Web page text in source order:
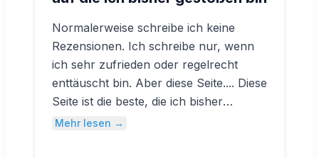
Normalerweise schreibe ich keine
Rezensionen. Ich schreibe nur, wenn
ich sehr zufrieden oder regelrecht
enttäuscht bin. Aber diese Seite.... Diese
Seite ist die beste, die ich bisher
kennengelernt habe. Man kann nicht
Mehr lesen →